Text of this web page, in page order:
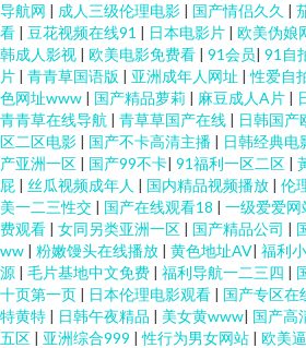
导航网 | 成人三级伦理电影 | 国产情侣久久 |
看 | 豆花视频在线91 | 日本电影片 | 欧美伪娘
韩成人影视 | 欧美电影免费看 | 91会员| 91自
片 | 青青草国语版 | 亚洲成年人网址 |性爱自
色网址www | 国产精品萝莉 | 麻豆成人A片 |
青青草在线导航 | 青草草国产在线 | 日韩国产
区二区电影 | 国产不卡高清主播 | 日韩经典电
产亚洲一区 | 国产99不卡| 91福利一区二区 |
屁 | 丝瓜视频成年人 | 国内精品视频播放 | 伦
美一二三性交 | 国产在线观看18 | 一级爱爱网
费观看 | 女同另类亚洲一区 | 国产精品公司 |
ww | 粉嫩馒头在线播放 | 黄色地址AV| 福利
源 | 毛片基地中文免费 | 福利导航一二三四 |
十页第一页 | 日本伦理电影观看 | 国产专区在
特黄特 | 日韩午夜精品 | 美女黄www| 国产高
五区 | 亚洲综合999 |性行为男女网站 | 欧美